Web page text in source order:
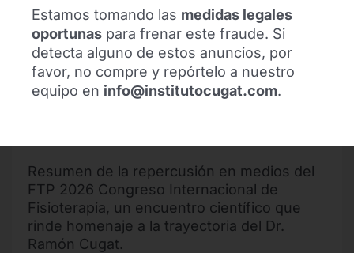
Resumen de la repercusión en medios del
FTP 2026 Congreso Internacional de
Fisioterapia, un encuentro científico que
rinde homenaje a la trayectoria del Dr.
Ramón Cugat.
Estamos tomando las medidas legales
oportunas para frenar este fraude. Si
detecta alguno de estos anuncios, por
favor, no compre y repórtelo a nuestro
equipo en info@institutocugat.com.